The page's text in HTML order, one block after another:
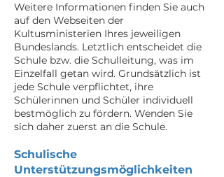
Weitere Informationen finden Sie auch
auf den Webseiten der
Kultusministerien Ihres jeweiligen
Bundeslands. Letztlich entscheidet die
Schule bzw. die Schulleitung, was im
Einzelfall getan wird. Grundsätzlich ist
jede Schule verpflichtet, ihre
Schülerinnen und Schüler individuell
bestmöglich zu fördern. Wenden Sie
sich daher zuerst an die Schule.
Schulische
Unterstützungsmöglichkeiten